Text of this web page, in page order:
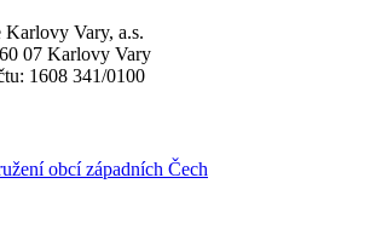
Karlovy Vary, a.s.
07 Karlovy Vary
1608 341/0100
obcí západních Čech